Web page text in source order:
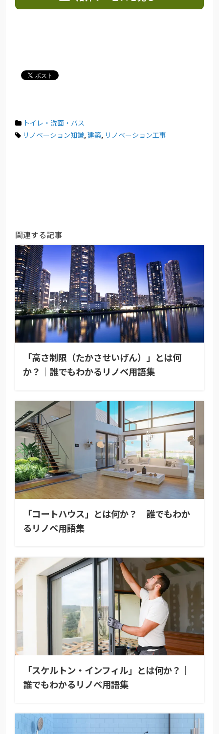
トイレ・洗面・バス
リノベーション知識, 建築, リノベーション工事
関連する記事
「高さ制限（たかさせいげん）」とは何
か？｜誰でもわかるリノベ用語集
「コートハウス」とは何か？｜誰でもわか
るリノベ用語集
「スケルトン・インフィル」とは何か？｜
誰でもわかるリノベ用語集